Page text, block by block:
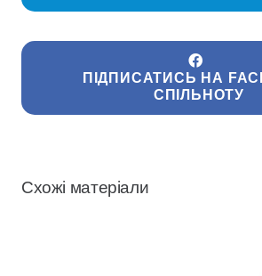
ПІДПИСАТИСЬ НА
СПІЛЬНОТУ
Схожі матеріали